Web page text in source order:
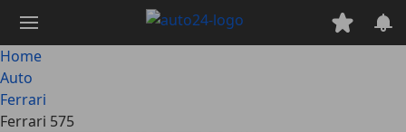
contenuto
principale
Home
Auto
Ferrari
Ferrari 575